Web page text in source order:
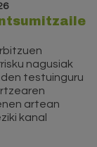
nagusiak
testuinguru
artean
kanal